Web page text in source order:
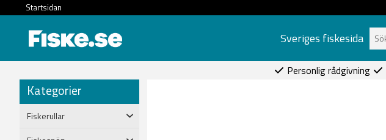
Startsidan
Sveriges fiskesida
Personlig rådgivning
Kategorier
Fiskerullar